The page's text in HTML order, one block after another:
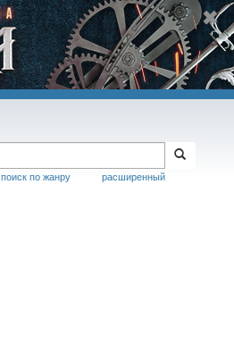
расширенный
поиск по жанру